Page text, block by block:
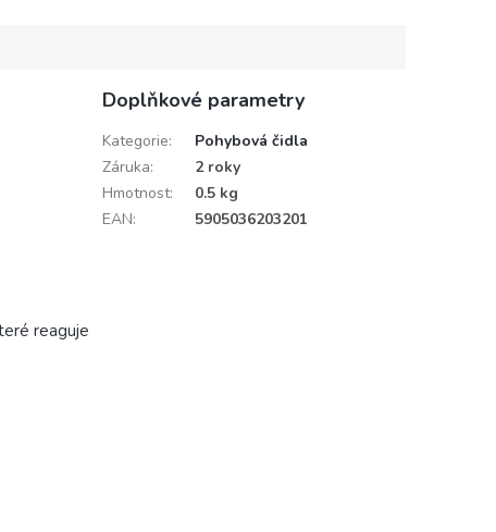
reaguje
Doplňkové parametry
Kategorie:
Pohybová čidla
Záruka:
2 roky
Hmotnost:
0.5 kg
EAN: 5905036203201